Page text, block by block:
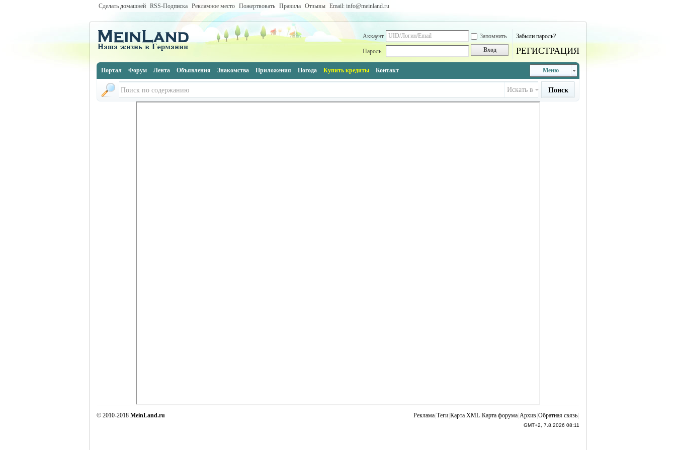
Сделать домашней RSS-Подписка Рекламное место Пожертвовать Правила Отзывы Email: info@meinland.ru
Аккаунт Запомнить Забыли пароль?
Пароль Вход РЕГИСТРАЦИЯ
Меню
Портал Форум Лента Объявления Знакомства Приложения Погода Купить кредиты Контакт
Искать в Поиск
Реклама Теги Карта XML Карта форума Архив Обратная связь
GMT+2, 7.8.2026 08:11
© 2010-2018 MeinLand.ru